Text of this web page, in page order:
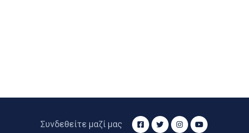
Συνδεθείτε μαζί μας